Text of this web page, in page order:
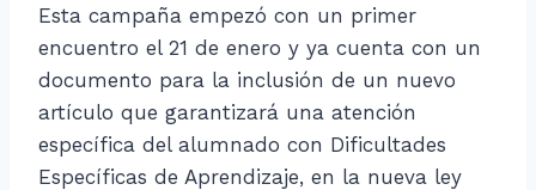
Esta campaña empezó con un primer
encuentro el 21 de enero y ya cuenta con un
documento para la inclusión de un nuevo
artículo que garantizará una atención
específica del alumnado con Dificultades
Específicas de Aprendizaje, en la nueva ley